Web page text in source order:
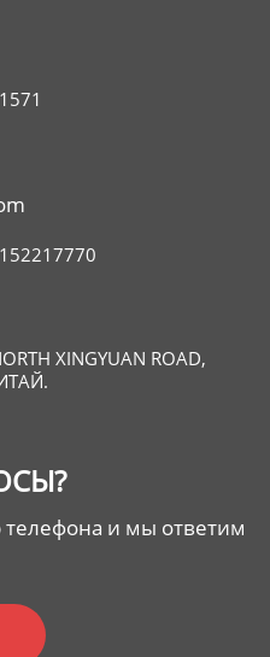
XINGYUAN ROAD,
и мы ответим